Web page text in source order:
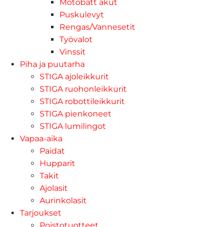
Motobatt akut
Puskulevyt
Rengas/Vannesetit
Työvalot
Vinssit
Piha ja puutarha
STIGA ajoleikkurit
STIGA ruohonleikkurit
STIGA robottileikkurit
STIGA pienkoneet
STIGA lumilingot
Vapaa-aika
Paidat
Hupparit
Takit
Ajolasit
Aurinkolasit
Tarjoukset